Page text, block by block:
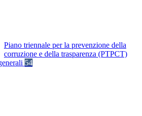
Piano triennale per la prevenzione della
corruzione e della trasparenza (PTPCT)
54